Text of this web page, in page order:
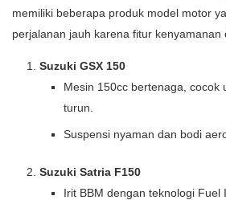
memiliki beberapa produk model motor
perjalanan jauh karena fitur kenyamanan
Suzuki GSX 150
Mesin 150cc bertenaga, cocok
turun.
Suspensi nyaman dan bodi
Suzuki Satria F150
Irit BBM dengan teknologi Fuel